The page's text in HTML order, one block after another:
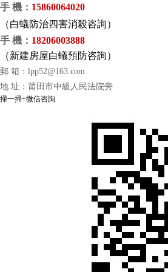
手 機 ： 15860064020
（白蟻防治四害消殺咨詢）
手 機 ： 18206003888
（新建房屋白蟻預防咨詢）
郵 箱： lpp52@163.com
地 址：莆田市中級人民法院旁
掃一掃+微信咨詢